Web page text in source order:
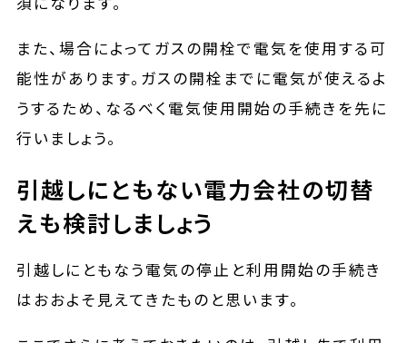
須になります。
また、場合によってガスの開栓で電気を使用する可
能性があります。ガスの開栓までに電気が使えるよ
うするため、なるべく電気使用開始の手続きを先に
行いましょう。
引越しにともない電力会社の切替
えも検討しましょう
引越しにともなう電気の停止と利用開始の手続き
はおおよそ見えてきたものと思います。